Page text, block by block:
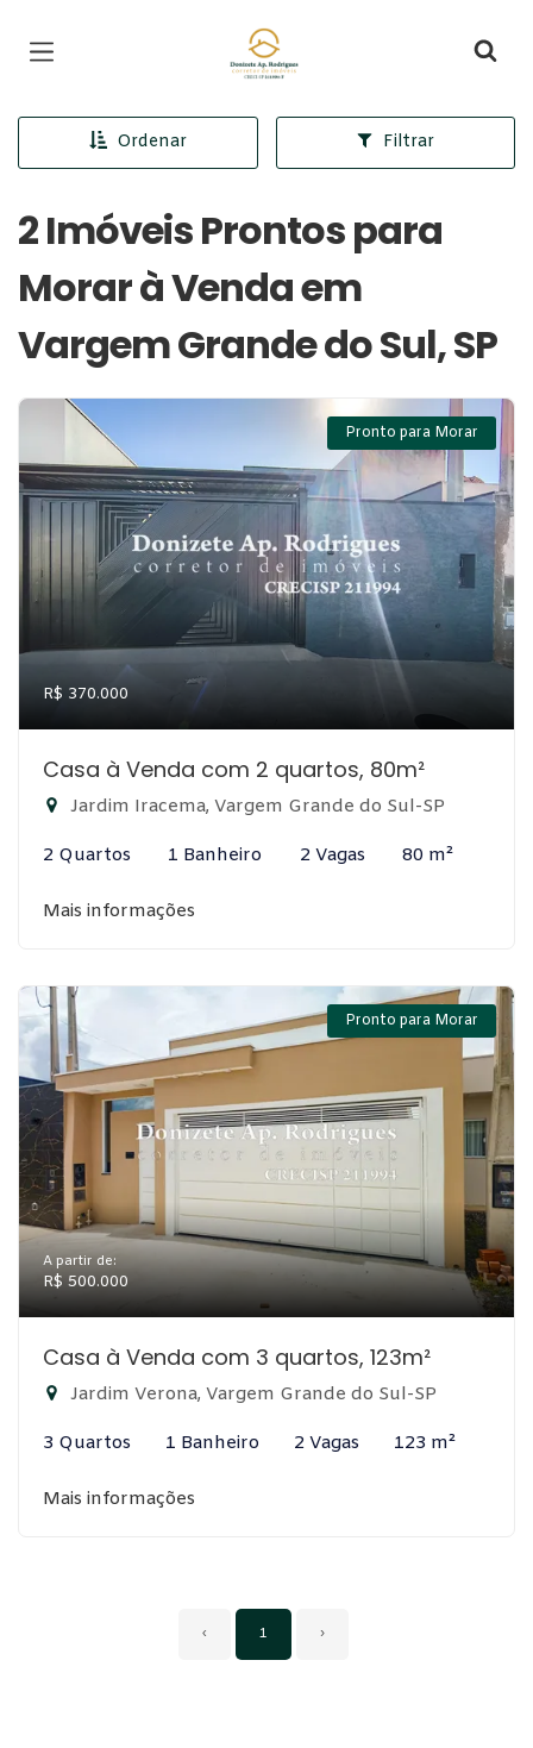
Página inicial
Ordenar Filtrar
2 Imóveis Prontos para
Morar à Venda em
Vargem Grande do Sul, SP
Pronto para Morar
R$ 370.000
Casa à Venda com 2 quartos, 80m²
Jardim Iracema, Vargem Grande do Sul-SP
2 Quartos 1 Banheiro 2 Vagas 80 m²
Mais informações
Pronto para Morar
A partir de:
R$ 500.000
Casa à Venda com 3 quartos, 123m²
Jardim Verona, Vargem Grande do Sul-SP
3 Quartos 1 Banheiro 2 Vagas 123 m²
Mais informações
‹ 1 ›